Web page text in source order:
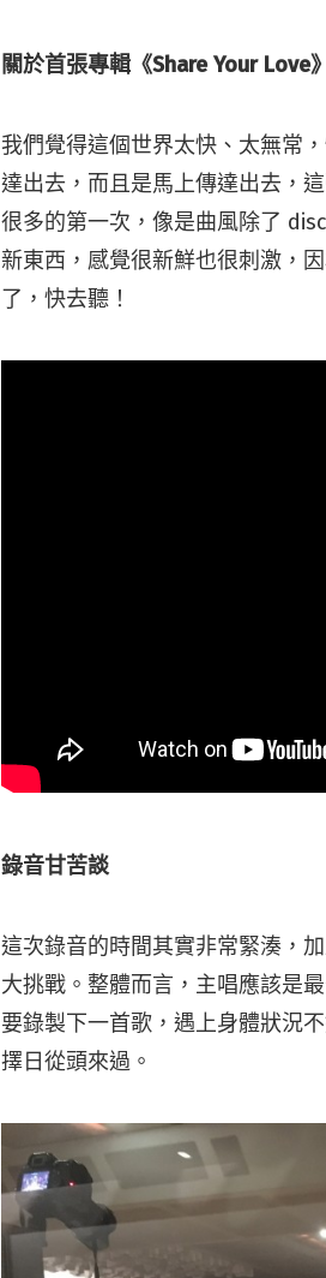
關於首張專輯《Share Your Love》
我們覺得這個世界太快、太無常
達出去，而且是馬上傳達出去，
很多的第一次，像是曲風除了
新東西，感覺很新鮮也很刺激，
了，快去聽！
錄音甘苦談
這次錄音的時間其實非常緊湊，
大挑戰。整體而言，主唱應該是
要錄製下一首歌，遇上身體狀況
擇日從頭來過。